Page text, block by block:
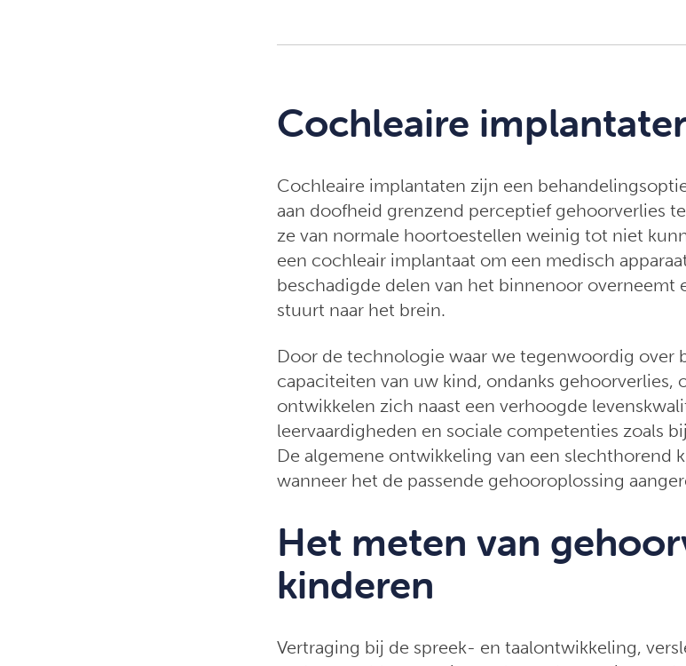
Cochleaire
Cochleaire implantaten zijn een
aan doofheid grenzend perceptief gehoorverlies
ze van normale hoortoestellen weinig tot niet
een cochleair implantaat om een medisch
beschadigde delen van het binnenoor overneemt
stuurt naar het brein.
Door de technologie waar we tegenwoordig over
capaciteiten van uw kind, ondanks gehoorverlies,
ontwikkelen zich naast een verhoogde
leervaardigheden en sociale competenties zoals
De algemene ontwikkeling van een slechthorend
wanneer het de passende gehooroplossing
Het meten van
kinderen
Vertraging bij de spreek- en taalontwikkeling,